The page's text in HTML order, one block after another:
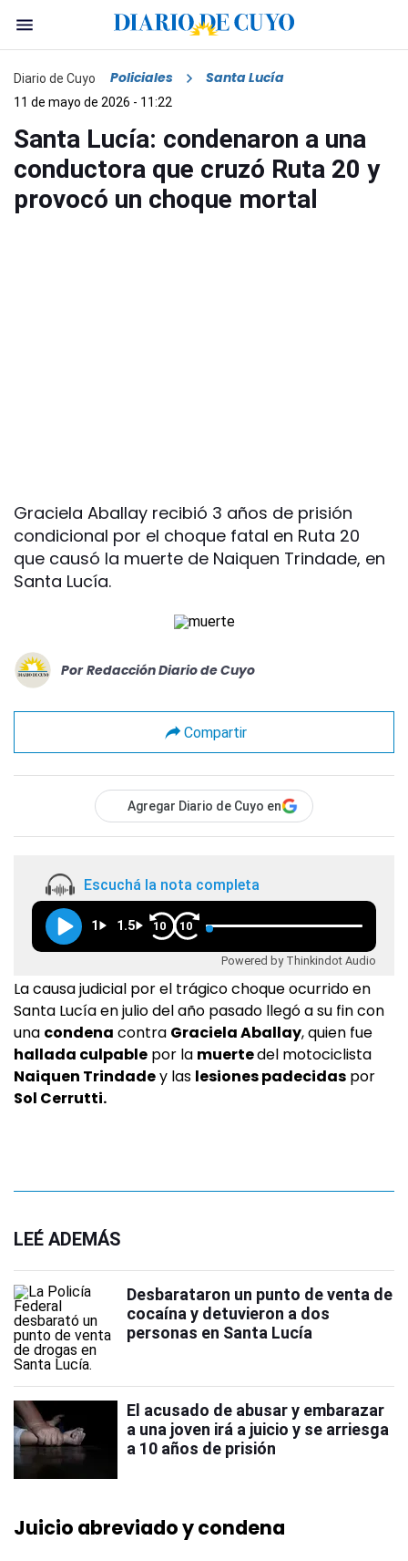
Diario de Cuyo Policiales Santa Lucía
11 de mayo de 2026 - 11:22
Santa Lucía: condenaron a una
conductora que cruzó Ruta 20 y
provocó un choque mortal
Graciela Aballay recibió 3 años de prisión
condicional por el choque fatal en Ruta 20
que causó la muerte de Naiquen Trindade, en
Santa Lucía.
Por Redacción Diario de Cuyo
Compartir
Agregar Diario de Cuyo en
Escuchá la nota completa
1 1.5 10 10
Powered by Thinkindot Audio
La causa judicial por el trágico choque ocurrido en
Santa Lucía en julio del año pasado llegó a su fin con
una condena contra Graciela Aballay, quien fue
hallada culpable por la muertedel motociclista
Naiquen Trindadey las lesiones padecidas por
Sol Cerrutti.
LEÉ ADEMÁS
Desbarataron un punto de venta de
cocaína y detuvieron a dos
personas en Santa Lucía
El acusado de abusar y embarazar
a una joven irá a juicio y se arriesga
a 10 años de prisión
Juicio abreviado y condena